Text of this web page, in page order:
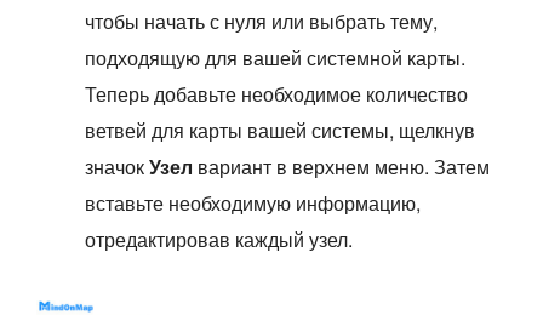
чтобы начать с нуля или выбрать тему,
подходящую для вашей системной карты.
Теперь добавьте необходимое количество
ветвей для карты вашей системы, щелкнув
значокУзел вариант в верхнем меню. Затем
вставьте необходимую информацию,
отредактировав каждый узел.